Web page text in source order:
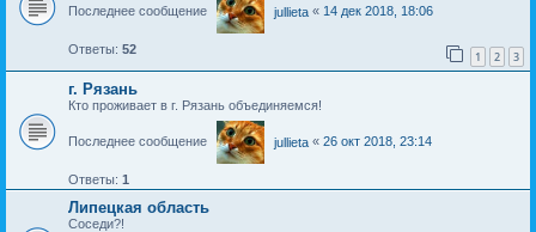
Последнее сообщение jullieta « 14 дек 2018, 18:06
Ответы: 52 1 2 3
г. Рязань
Кто проживает в г. Рязань объединяемся!
Последнее сообщение jullieta « 26 окт 2018, 23:14
Ответы: 1
Липецкая область
Соседи?!